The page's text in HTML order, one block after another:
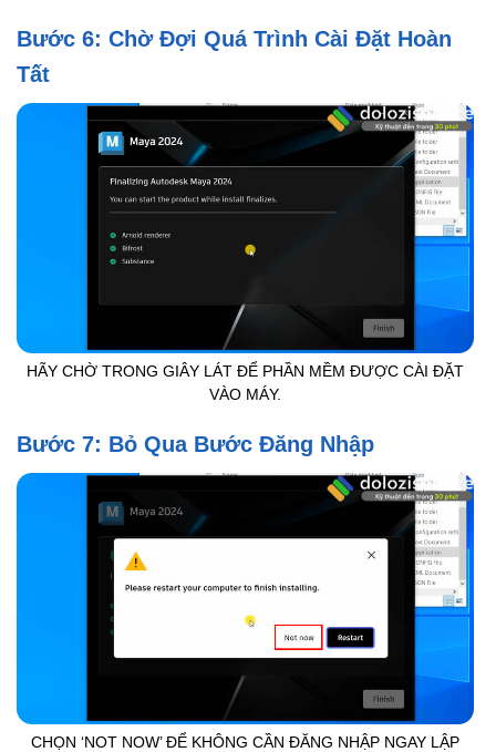
Bước 6: Chờ Đợi Quá Trình Cài Đặt Hoàn
Tất
HÃY CHỜ TRONG GIÂY LÁT ĐỂ PHẦN MỀM ĐƯỢC CÀI ĐẶT
VÀO MÁY.
Bước 7: Bỏ Qua Bước Đăng Nhập
CHỌN ‘NOT NOW’ ĐỂ KHÔNG CẦN ĐĂNG NHẬP NGAY LẬP